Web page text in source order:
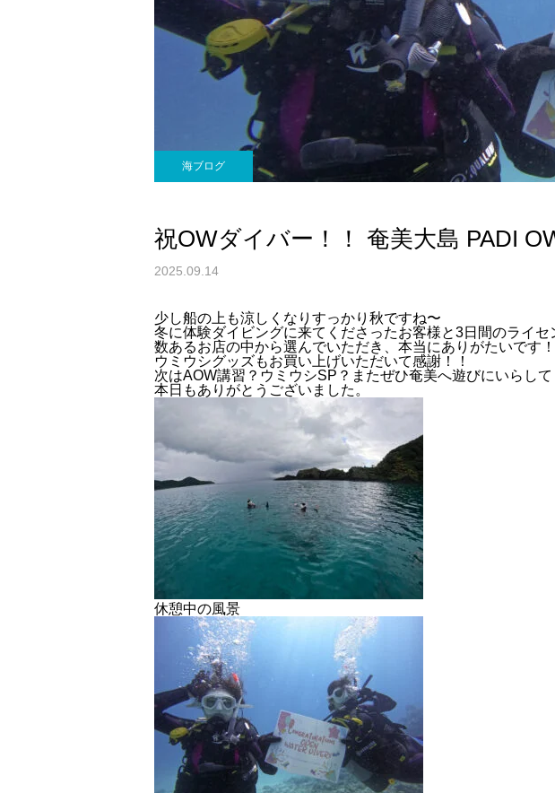
海ブログ
祝OWダイバー！！ 奄美大島 PADI
2025.09.14
少し船の上も涼しくなりすっかり秋ですね〜
冬に体験ダイビングに来てくださったお客様と3日間のライセ
数あるお店の中から選んでいただき、本当にありがたいです！
ウミウシグッズもお買い上げいただいて感謝！！
次はAOW講習？ウミウシSP？またぜひ奄美へ遊びにいらして
本日もありがとうございました。
休憩中の風景